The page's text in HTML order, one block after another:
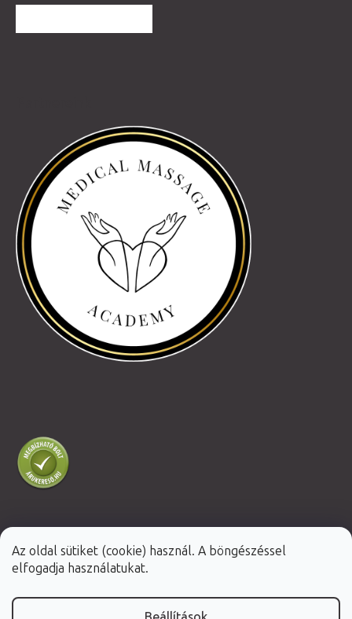
Az oldal sütiket (cookie) használ. A böngészéssel
elfogadja használatukat.
Shoptet Premium készítette